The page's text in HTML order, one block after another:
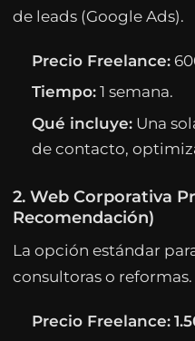
de leads (Google Ads).
Precio Freelance:
Tiempo: 1 semana.
Qué incluye: Una
de contacto,
2. Web Corporativa
Recomendación)
La opción estándar
consultoras o reformas.
Precio Freelance: